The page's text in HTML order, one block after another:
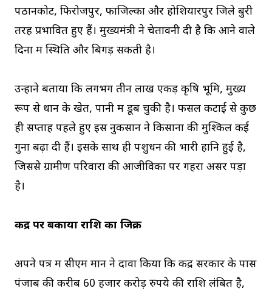
पठानकोट, फिरोजपुर, फाजिल्का और होशियारपुर जिले बुरी
तरह प्रभावित हुए हैं। मुख्यमंत्री ने चेतावनी दी है कि आने वाले
दिनों में स्थिति और बिगड़ सकती है।
उन्होंने बताया कि लगभग तीन लाख एकड़ कृषि भूमि, मुख्य
रूप से धान के खेत, पानी में डूब चुकी है। फसल कटाई से कुछ
ही सप्ताह पहले हुए इस नुकसान ने किसानों की मुश्किलें कई
गुना बढ़ा दी हैं। इसके साथ ही पशुधन की भारी हानि हुई है,
जिससे ग्रामीण परिवारों की आजीविका पर गहरा असर पड़ा
है।
केंद्र पर बकाया राशि का जिक्र
अपने पत्र में सीएम मान ने दावा किया कि केंद्र सरकार के पास
पंजाब की करीब 60 हजार करोड़ रुपये की राशि लंबित है,